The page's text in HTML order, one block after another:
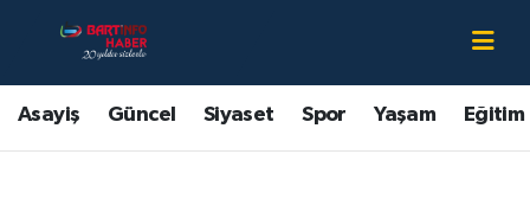
Asayiş Güncel Siyaset Spor Yaşam Eğitim
Asayiş
Bartın Hakkında
Bartın Nöbetçi Eczaneler
Bartın Hava Durumu